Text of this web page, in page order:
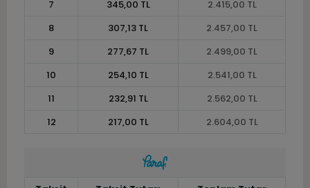
7 345,00 TL
2.415,00 TL
8
307,13 TL
2.457,00 TL
9
277,67 TL
2.499,00 TL
10
254,10 TL
2.541,00 TL
11
232,91 TL
2.562,00 TL
12
217,00 TL 2.604,00 TL